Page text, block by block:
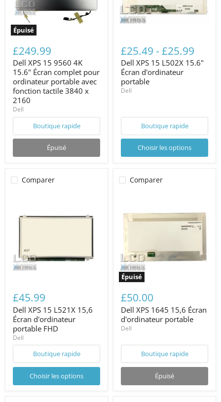
Épuisé
£249.99
Dell XPS 15 9560 4K
15.6" Écran complet pour
ordinateur portable avec
fonction tactile 3840 x
2160
Dell
Boutique rapide
Épuisé
£25.49 - £25.99
Dell XPS 15 L502X 15.6"
Écran d'ordinateur
portable
Dell
Boutique rapide
Choisir les options
Comparer
£45.99
Dell XPS 15 L521X 15,6
Écran d'ordinateur
portable FHD
Dell
Boutique rapide
Choisir les options
Comparer
Épuisé
£50.00
Dell XPS 1645 15,6 Écran
d'ordinateur portable
Dell
Boutique rapide
Épuisé